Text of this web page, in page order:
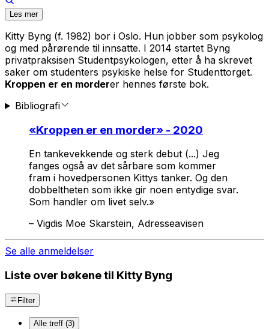
Les mer
Kitty Byng (f. 1982) bor i Oslo. Hun jobber som psykolog
og med pårørende til innsatte. I 2014 startet Byng
privatpraksisen Studentpsykologen, etter å ha skrevet
saker om studenters psykiske helse for Studenttorget.
Kroppen er en morderer hennes første bok.
Bibliografi
«Kroppen er en morder» - 2020
En tankevekkende og sterk debut (...) Jeg
fanges også av det sårbare som kommer
fram i hovedpersonen Kittys tanker. Og den
dobbeltheten som ikke gir noen entydige svar.
Som handler om livet selv.»
– Vigdis Moe Skarstein, Adresseavisen
Se alle anmeldelser
Liste over bøkene til Kitty Byng
Filter
Alle treff (3)